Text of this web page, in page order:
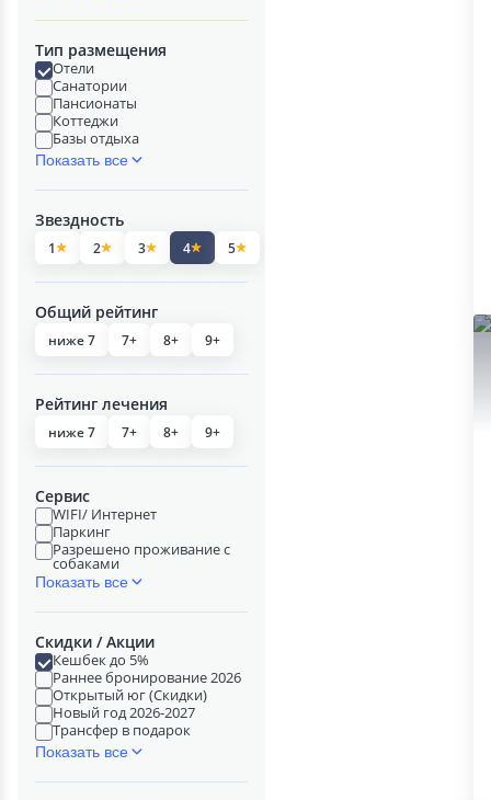
Тип размещения
Отели
Санатории
Пансионаты
Коттеджи
Базы отдыха
Показать все
Звездность
1 2 3 4 5
Общий рейтинг
ниже 7 7+ 8+ 9+
Рейтинг лечения
ниже 7 7+ 8+ 9+
Сервис
WIFI/ Интернет
Паркинг
Разрешено проживание с
собаками
Показать все
Скидки / Акции
Кешбек до 5%
Раннее бронирование 2026
Открытый юг (Скидки)
Новый год 2026-2027
Трансфер в подарок
Показать все